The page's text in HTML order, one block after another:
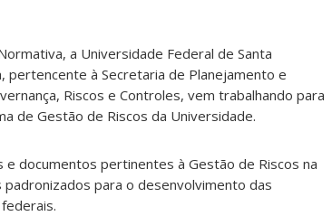
a Universidade Federal de Santa
à Secretaria de Planejamento e
Riscos e Controles, vem trabalhando para
de Gestão de Riscos da Universidade.
documentos pertinentes à Gestão de Riscos na
para o desenvolvimento das